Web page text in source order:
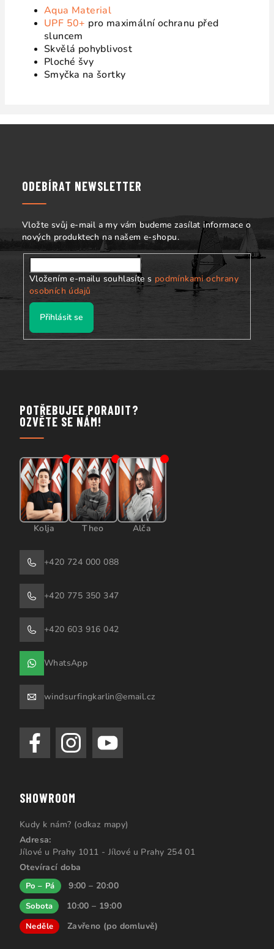
Aqua Material
UPF 50+ pro maximální ochranu před
sluncem
Skvělá pohyblivost
Ploché švy
Smyčka na šortky
ODEBÍRAT NEWSLETTER
Vložte svůj e-mail a my vám budeme zasílat informace o
nových produktech na našem e-shopu.
Vložením e-mailu souhlasíte s podmínkami ochrany
osobních údajů
Přihlásit se
POTŘEBUJEE PORADIT?
OZVĚTE SE NÁM!
Kolja Theo Alča
+420 724 000 088
+420 775 350 347
+420 603 916 042
WhatsApp
windsurfingkarlin@email.cz
SHOWROOM
Kudy k nám? (odkaz mapy)
Adresa:
Jílové u Prahy 1011 - Jílové u Prahy 254 01
Otevírací doba
Po – Pá 9:00 – 20:00
Sobota 10:00 – 19:00
Neděle Zavřeno (po domluvě)